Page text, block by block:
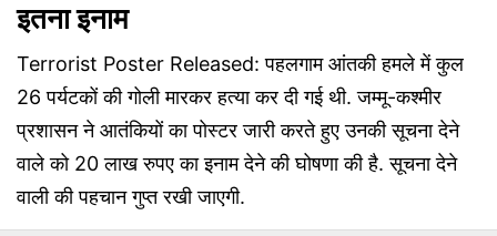
इतना इनाम
Terrorist Poster Released: पहलगाम आंतकी हमले में कुल
26 पर्यटकों की गोली मारकर हत्या कर दी गई थी. जम्मू-कश्मीर
प्रशासन ने आतंकियों का पोस्टर जारी करते हुए उनकी सूचना देने
वाले को 20 लाख रुपए का इनाम देने की घोषणा की है. सूचना देने
वाली की पहचान गुप्त रखी जाएगी.